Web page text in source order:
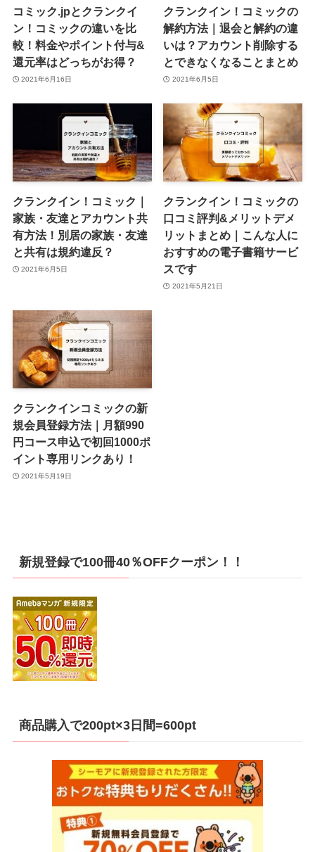
コミック.jpとクランクイ
ン！コミックの違いを比
較！料金やポイント付与&
還元率はどっちがお得？
2021年6月16日
クランクイン！コミックの
解約方法｜退会と解約の違
いは？アカウント削除する
とできなくなることまとめ
2021年6月5日
クランクイン！コミック｜
家族・友達とアカウント共
有方法！別居の家族・友達
と共有は規約違反？
2021年6月5日
クランクイン！コミックの
口コミ評判&メリットデメ
リットまとめ｜こんな人に
おすすめの電子書籍サービ
スです
2021年5月21日
クランクインコミックの新
規会員登録方法｜月額990
円コース申込で初回1000ポ
イント専用リンクあり！
2021年5月19日
新規登録で100冊40％OFFクーポン！！
商品購入で200pt×3日間=600pt